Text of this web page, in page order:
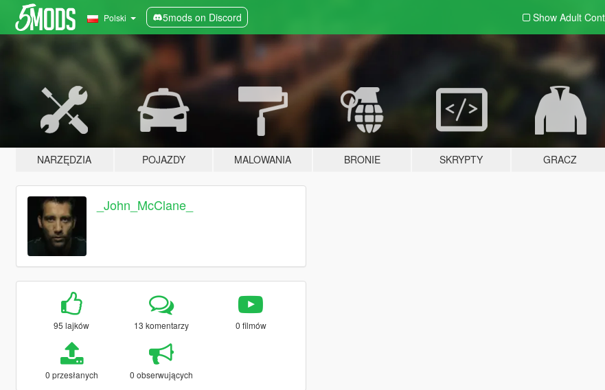
Polski 5mods on Discord Show Adult
NARZĘDZIA POJAZDY MALOWANIA BRONIE SKRYPTY GRACZ
_John_McClane_
95 lajków 13 komentarzy 0 filmów
0 przesłanych 0 obserwujących